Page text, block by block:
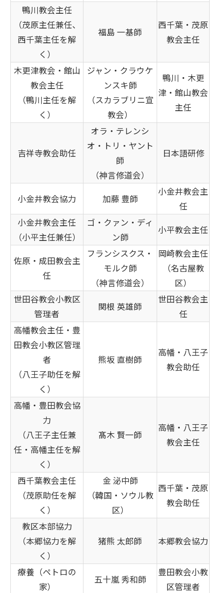
鴨川教会主任
（茂原主任兼任、
西千葉主任を解
く）
福島 一基師
西千葉・茂原
教会主任
木更津教会・館山
教会主任
（鴨川主任を解
く）
ジャン・クラウケ
ンスキ師
（スカラブリニ宣
教会）
鴨川・木更
津・館山教会
主任
吉祥寺教会助任
オラ・テレンシ
オ・トリ・ヤント
師
（神言修道会）
日本語研修
小金井教会協力 加藤 豊師
小金井教会主
任
小金井教会主任
（小平主任兼任）
ゴ・クァン・ディ
ン師
小平教会主任
佐原・成田教会主
任
フランシスクス・
モルク師
（神言修道会）
岡崎教会主任
（名古屋教
区）
世田谷教会小教区
管理者
関根 英雄師
世田谷教会主
任
高幡教会主任・豊
田教会小教区管理
者
（八王子助任を解
く）
熊坂 直樹師
高幡・八王子
教会助任
高幡・豊田教会協
力
（八王子主任兼
任・高幡主任を解
く）
髙木 賢一師
高幡・八王子
教会主任
西千葉教会主任
（茂原助任を解
く）
金 泌中師
（韓国・ソウル教
区）
西千葉・茂原
教会助任
教区本部協力
（本郷協力を解
く）
猪熊 太郎師 本郷教会協力
療養（ペトロの
家）
五十嵐 秀和師
豊田教会小教
区管理者